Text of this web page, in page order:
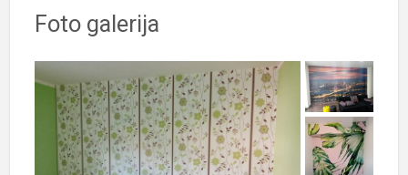
Foto galerija